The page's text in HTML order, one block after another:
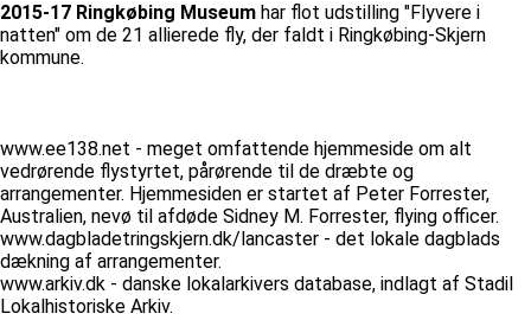
2015-17 Ringkøbing Museum har flot udstilling "Flyvere i
natten" om de 21 allierede fly, der faldt i Ringkøbing-Skjern
kommune.
www.ee138.net - meget omfattende hjemmeside om alt
vedrørende flystyrtet, pårørende til de dræbte og
arrangementer. Hjemmesiden er startet af Peter Forrester,
Australien, nevø til afdøde Sidney M. Forrester, flying officer.
www.dagbladetringskjern.dk/lancaster - det lokale dagblads
dækning af arrangementer.
www.arkiv.dk - danske lokalarkivers database, indlagt af Stadil
Lokalhistoriske Arkiv.